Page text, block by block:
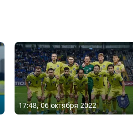
17:48, 06 октября 2022